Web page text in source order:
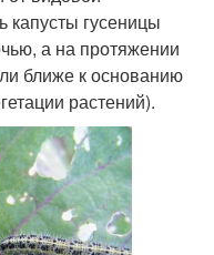
капусты гусеницы
а на протяжении
ближе к основанию
растений).